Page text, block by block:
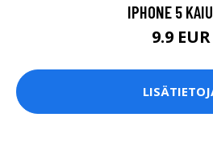
IPHONE 5
9.9 EUR